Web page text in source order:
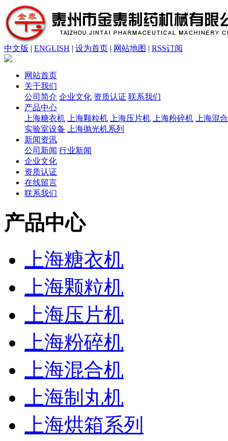
中文版 | ENGLISH | 设为首页 | 网站地图 | RSS订阅
网站首页
关于我们
公司简介 企业文化 资质认证 联系我们
产品中心
上海糖衣机
上海颗粒机 上海压片机 上海粉碎机
上海混
实验室设备
上海抛光机系列
新闻资讯
公司新闻 行业新闻
企业文化
资质认证
在线留言
联系我们
产品中心
上海糖衣机
上海颗粒机
上海压片机
上海粉碎机
上海混合机
上海制丸机
上海烘箱系列